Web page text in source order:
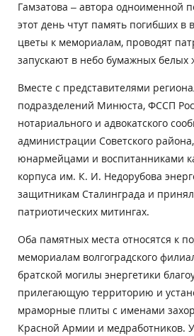
Гамзатова – автора одноименной
этот день чтут память погибших в
цветы к мемориалам, проводят
запускают в небо бумажных белых
Вместе с представителями
подразделений Минюста, ФССП
нотариального и адвокатского
администрации Советского
юнармейцами и воспитанниками
корпуса им. К. И. Недорубова
защитникам Сталинграда и
патриотических митингах.
Оба памятных места относятся к
мемориалам волгоградского
братской могилы энергетики
прилегающую территорию и
мраморные плиты с именами
Красной Армии и медработников.